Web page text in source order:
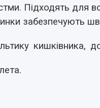
Підходять для
забезпечують